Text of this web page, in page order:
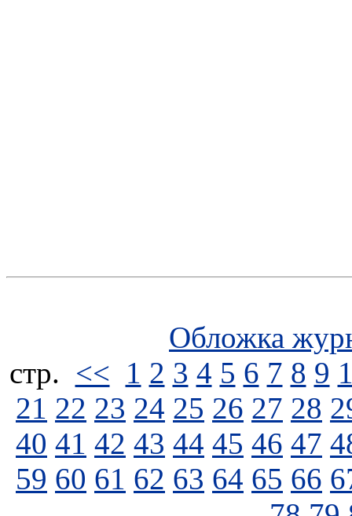
Обложка
стp. << 1 2 3 4 5 6 7 8 9
21 22 23 24 25 26 27 28
40 41 42 43 44 45 46 47
59 60 61 62 63 64 65 66